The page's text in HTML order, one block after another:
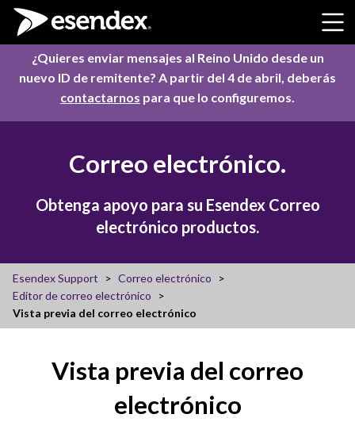
Skip to content
¿Quieres enviar mensajes al Reino Unido desde un
nuevo ID de remitente? A partir del 4 de abril, deberás
contactarnos para que lo configuremos.
Correo electrónico.
Obtenga apoyo para su Esendex Correo
electrónico productos.
Esendex Support
Correo electrónico
Editor de correo electrónico
Vista previa del correo electrónico
Vista previa del correo
electrónico